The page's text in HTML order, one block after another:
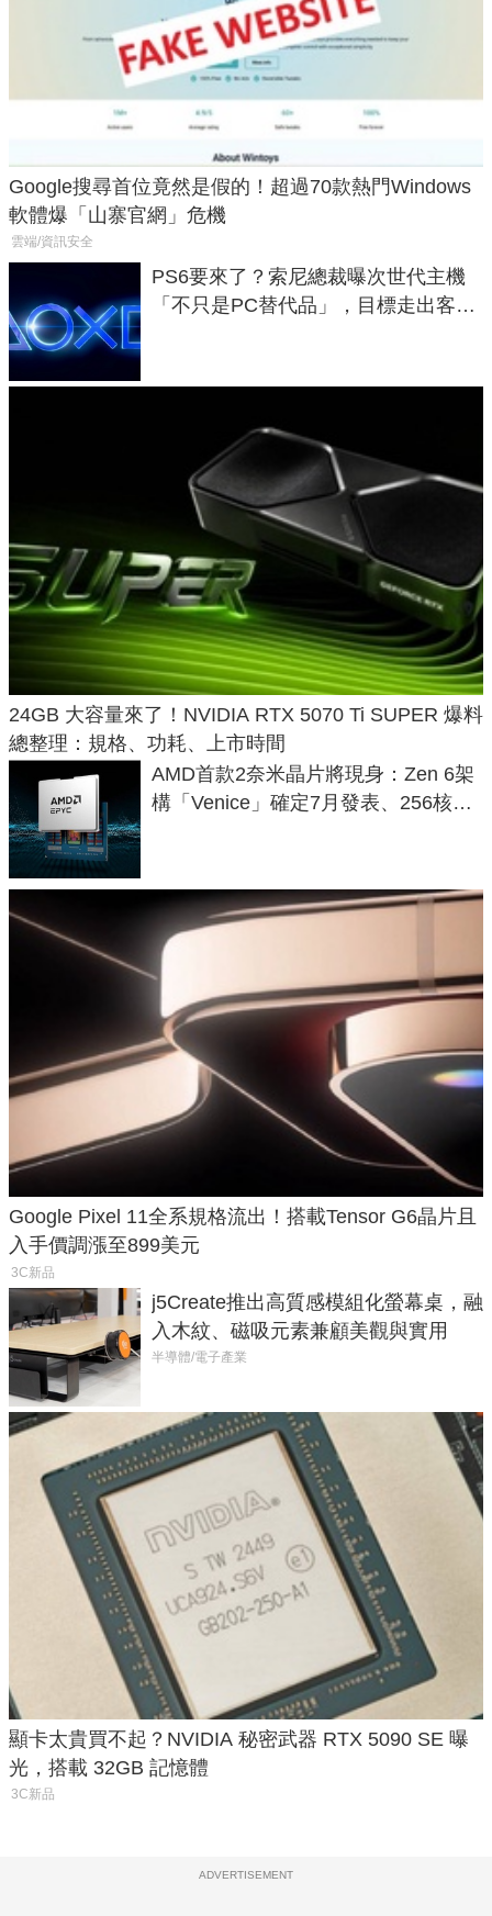
Google搜尋首位竟然是假的！超過70款熱門Windows
軟體爆「山寨官網」危機
雲端/資訊安全
PS6要來了？索尼總裁曝次世代主機
「不只是PC替代品」，目標走出客
24GB 大容量來了！NVIDIA RTX 5070 Ti SUPER 爆料
總整理：規格、功耗、上市時間
AMD首款2奈米晶片將現身：Zen 6架
構「Venice」確定7月發表、256核心
Google Pixel 11全系規格流出！搭載Tensor G6晶片且
入手價調漲至899美元
3C新品
j5Create推出高質感模組化螢幕桌，融
入木紋、磁吸元素兼顧美觀與實用
半導體/電子產業
顯卡太貴買不起？NVIDIA 秘密武器 RTX 5090 SE 曝
光，搭載 32GB 記憶體
3C新品
ADVERTISEMENT